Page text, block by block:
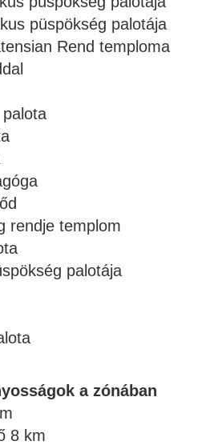
püspökség palotája
Rend temploma
rendje templom
palotája
a zónában
8 km